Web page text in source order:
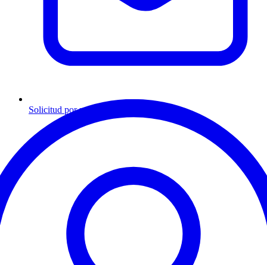
Solicitud por mensaje